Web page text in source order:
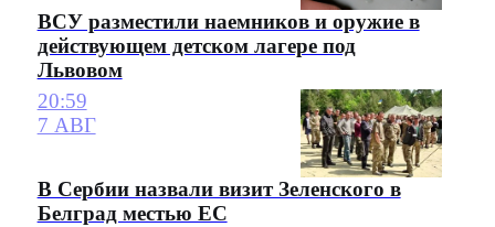
ВСУ разместили наемников и оружие в
действующем детском лагере под
Львовом
20:59
7 АВГ
В Сербии назвали визит Зеленского в
Белград местью ЕС